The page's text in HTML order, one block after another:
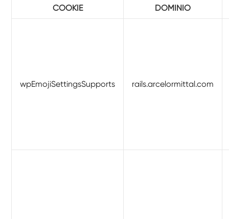
COOKIE DOMINIO
wpEmojiSettingsSupports rails.arcelormittal.com